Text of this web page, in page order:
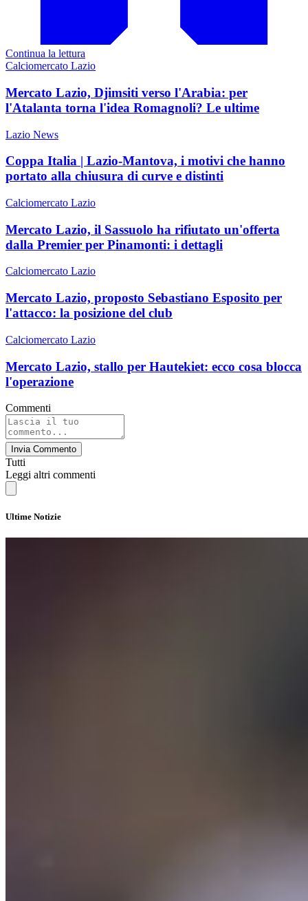
Continua la lettura
Calciomercato Lazio
Mercato Lazio, Djimsiti verso l'Arabia: per
l'Atalanta torna l'idea Romagnoli? Le ultime
Lazio News
Coppa Italia | Lazio-Mantova, i motivi che hanno
portato alla chiusura di curve e distinti
Calciomercato Lazio
Mercato Lazio, il Sassuolo ha rifiutato un'offerta
dalla Premier per Pinamonti: i dettagli
Calciomercato Lazio
Mercato Lazio, proposto Sebastiano Esposito per
l'attacco: la posizione del club
Calciomercato Lazio
Mercato Lazio, stallo per Hautekiet: ecco cosa blocca
l'operazione
Commenti
Invia Commento
Tutti
Leggi altri commenti
Ultime Notizie